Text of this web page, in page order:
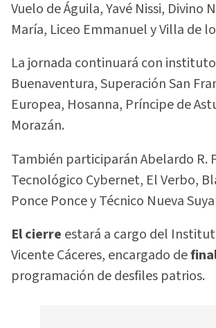
Vuelo de Águila, Yavé Nissi, Divino
María, Liceo Emmanuel y Villa de
La jornada continuará con
Buenaventura, Superación San
Europea, Hosanna, Príncipe de
Morazán.
También participarán Abelardo R.
Tecnológico Cybernet, El Verbo,
Ponce Ponce y Técnico Nueva
El cierre estará a cargo del
Vicente Cáceres, encargado de
programación de desfiles patrios.